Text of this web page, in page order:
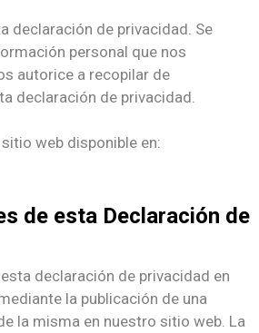
declaración de privacidad. Se
personal que nos
autorice a recopilar de
declaración de privacidad.
web disponible en:
de esta Declaración de
declaración de privacidad en
la publicación de una
la misma en nuestro sitio web. La